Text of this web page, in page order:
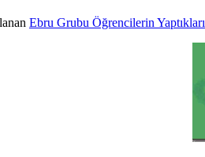
Ebru Grubu Öğrencilerin Yaptıkları